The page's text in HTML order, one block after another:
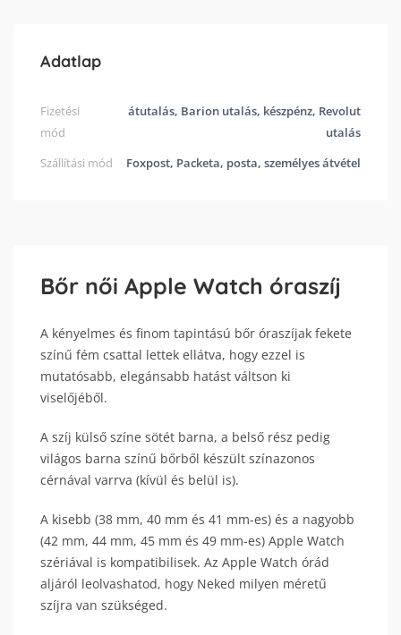
Adatlap
Fizetési
mód
átutalás, Barion utalás, készpénz, Revolut
utalás
Szállítási mód
Foxpost, Packeta, posta, személyes átvétel
Bőr női Apple Watch óraszíj
A kényelmes és finom tapintású bőr óraszíjak fekete
színű fém csattal lettek ellátva, hogy ezzel is
mutatósabb, elegánsabb hatást váltson ki
viselőjéből.
A szíj külső színe sötét barna, a belső rész pedig
világos barna színű bőrből készült színazonos
cérnával varrva (kívül és belül is).
A kisebb (38 mm, 40 mm és 41 mm-es) és a nagyobb
(42 mm, 44 mm, 45 mm és 49 mm-es) Apple Watch
szériával is kompatibilisek. Az Apple Watch órád
aljáról leolvashatod, hogy Neked milyen méretű
szíjra van szükséged.